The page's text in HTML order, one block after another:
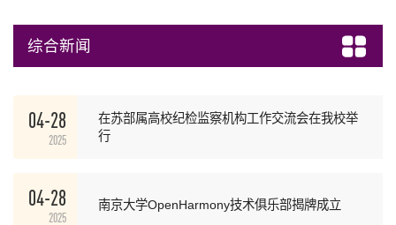
综合新闻
04-28
2025
在苏部属高校纪检监察机构工作交流会在我校举
行
04-28
2025
南京大学OpenHarmony技术俱乐部揭牌成立